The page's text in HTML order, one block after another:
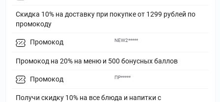
Скидка 10% на доставку при покупке от 1299 рублей по
промокоду
Промокод
Промокод на 20% на меню и 500 бонусных баллов
NEW2*****
Промокод
Получи скидку 10% на все блюда и напитки с
ПР*****